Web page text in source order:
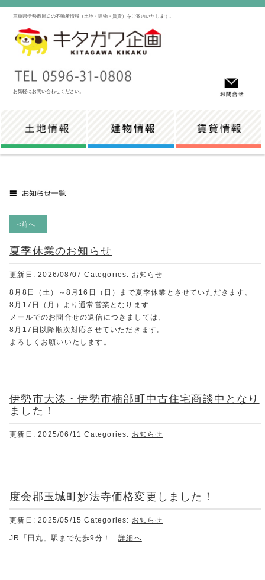
三重県伊勢市周辺の不動産情報（土地・建物・賃貸）をご案内いたします。
お気軽にお問い合わせください。
<前へ
夏季休業のお知らせ
更新日: 2026/08/07 Categories: お知らせ
8月8日（土）～8月16日（日）まで夏季休業とさせていただきます。
8月17日（月）より通常営業となります
メールでのお問合せの返信につきましては、
8月17日以降順次対応させていただきます。
よろしくお願いいたします。
伊勢市大湊・伊勢市楠部町中古住宅商談中となり
ました！
更新日: 2025/06/11 Categories: お知らせ
度会郡玉城町妙法寺価格変更しました！
更新日: 2025/05/15 Categories: お知らせ
JR「田丸」駅まで徒歩9分！詳細へ